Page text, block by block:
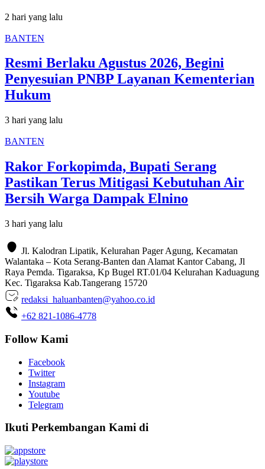
2 hari yang lalu
BANTEN
Resmi Berlaku Agustus 2026, Begini
Penyesuian PNBP Layanan Kementerian
Hukum
3 hari yang lalu
BANTEN
Rakor Forkopimda, Bupati Serang
Pastikan Terus Mitigasi Kebutuhan Air
Bersih Warga Dampak Elnino
3 hari yang lalu
Jl. Kalodran Lipatik, Kelurahan Pager Agung, Kecamatan
Walantaka – Kota Serang-Banten dan Alamat Kantor Cabang, Jl
Raya Pemda. Tigaraksa, Kp Bugel RT.01/04 Kelurahan Kaduagung
Kec. Tigaraksa Kab.Tangerang 15720
redaksi_haluanbanten@yahoo.co.id
+62 821-1086-4778
Follow Kami
Facebook
Twitter
Instagram
Youtube
Telegram
Ikuti Perkembangan Kami di